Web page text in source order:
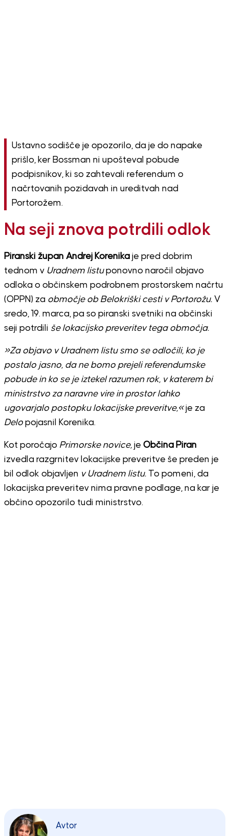
Ustavno sodišče je opozorilo, da je do napake
prišlo, ker Bossman ni upošteval pobude
podpisnikov, ki so zahtevali referendum o
načrtovanih pozidavah in ureditvah nad
Portorožem.
Na seji znova potrdili odlok
Piranski župan Andrej Korenikaje pred dobrim
tednom v Uradnem listuponovno naročil objavo
odloka o občinskem podrobnem prostorskem načrtu
(OPPN) za območje ob Belokriški cesti v Portorožu.V
sredo, 19. marca, pa so piranski svetniki na občinski
seji potrdili še lokacijsko preveritev tega območja.
»Za objavo v Uradnem listu smo se odločili, ko je
postalo jasno, da ne bomo prejeli referendumske
pobude in ko se je iztekel razumen rok, v katerem bi
ministrstvo za naravne vire in prostor lahko
ugovarjalo postopku lokacijske preveritve,«je za
Delopojasnil Korenika.
Kot poročajo Primorske novice,je Občina Piran
izvedla razgrnitev lokacijske preveritve še preden je
bil odlok objavljen v Uradnem listu.To pomeni, da
lokacijska preveritev nima pravne podlage, na kar je
občino opozorilo tudi ministrstvo.
Avtor